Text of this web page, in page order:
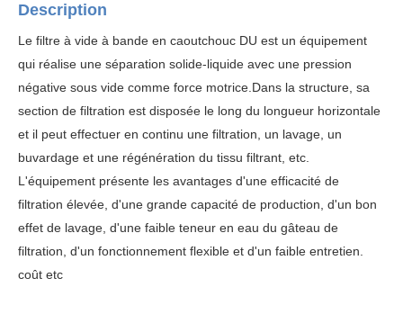
Description
Le filtre à vide à bande en caoutchouc DU est un équipement
qui réalise une séparation solide-liquide avec une pression
négative sous vide comme force motrice.Dans la structure, sa
section de filtration est disposée le long du longueur horizontale
et il peut effectuer en continu une filtration, un lavage, un
buvardage et une régénération du tissu filtrant, etc.
L'équipement présente les avantages d'une efficacité de
filtration élevée, d'une grande capacité de production, d'un bon
effet de lavage, d'une faible teneur en eau du gâteau de
filtration, d'un fonctionnement flexible et d'un faible entretien.
coût etc